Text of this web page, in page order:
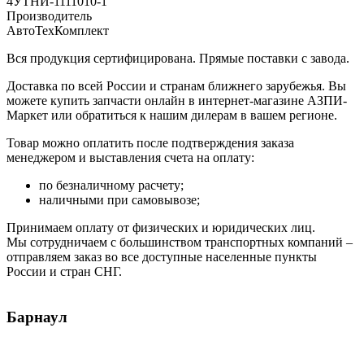
Производитель
АвтоТехКомплект
Вся продукция сертифицирована. Прямые поставки с завода.
Доставка по всей России и странам ближнего зарубежья. Вы
можете купить запчасти онлайн в интернет-магазине АЗПИ-
Маркет или обратиться к нашим дилерам в вашем регионе.
Товар можно оплатить после подтверждения заказа
менеджером и выставления счета на оплату:
по безналичному расчету;
наличными при самовывозе;
Принимаем оплату от физических и юридических лиц.
Мы сотрудничаем с большинством транспортных компаний –
отправляем заказ во все доступные населенные пункты
России и стран СНГ.
Барнаул